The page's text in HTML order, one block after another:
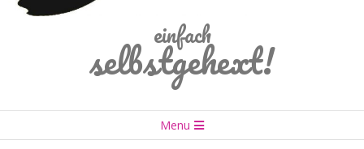
einfach
selbstgehext!
Navigation
Menu